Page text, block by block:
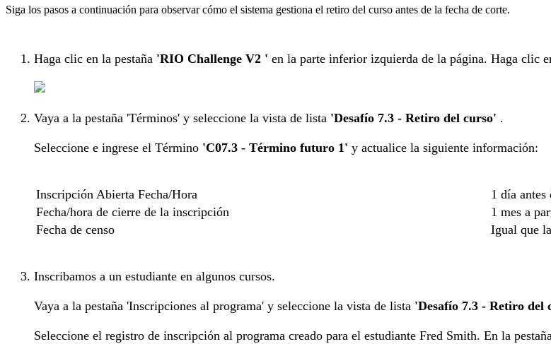
Siga los pasos a continuación para observar cómo el sistema gestiona el retiro del curso antes de la fecha de corte.
Haga clic en la pestaña 'RIO Challenge V2 ' en la parte inferior izquierda de la página. Haga clic
Vaya a la pestaña 'Términos' y seleccione la vista de lista 'Desafío 7.3 - Retiro del curso' .
Seleccione e ingrese el Término 'C07.3 - Término futuro 1' y actualice la siguiente información:
Inscripción Abierta Fecha/Hora
1 día antes
Fecha/hora de cierre de la inscripción
1 mes a
Fecha de censo
Igual que
Inscribamos a un estudiante en algunos cursos.
Vaya a la pestaña 'Inscripciones al programa' y seleccione la vista de lista 'Desafío 7.3 - Retiro del
Seleccione el registro de inscripción al programa creado para el estudiante Fred Smith. En la